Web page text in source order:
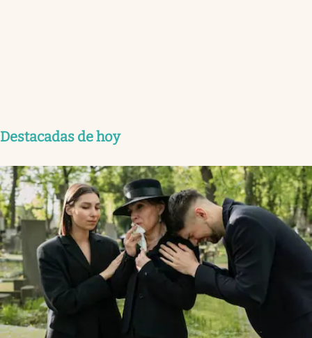
Destacadas de hoy